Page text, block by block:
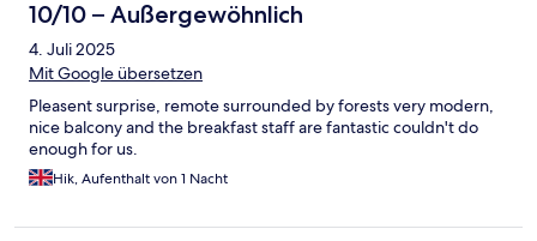
10/10 – Außergewöhnlich
4. Juli 2025
Mit Google übersetzen
Pleasent surprise, remote surrounded by forests very modern,
nice balcony and the breakfast staff are fantastic couldn't do
enough for us.
Hik, Aufenthalt von 1 Nacht